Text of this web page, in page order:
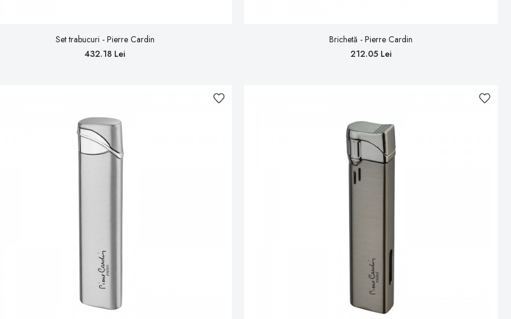
Set trabucuri - Pierre Cardin
432.18 Lei
Brichetă - Pierre Cardin
212.05 Lei